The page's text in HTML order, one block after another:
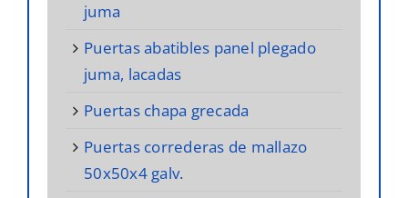
juma
puertas abatibles panel plegado
juma, lacadas
puertas chapa grecada
puertas correderas de mallazo
50x50x4 galv.